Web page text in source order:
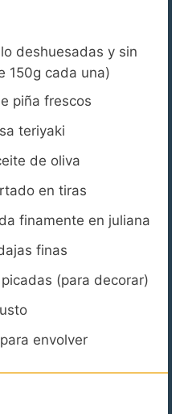
deshuesadas y sin
150g cada una)
piña frescos
teriyaki
de oliva
en tiras
finamente en juliana
finas
(para decorar)
envolver